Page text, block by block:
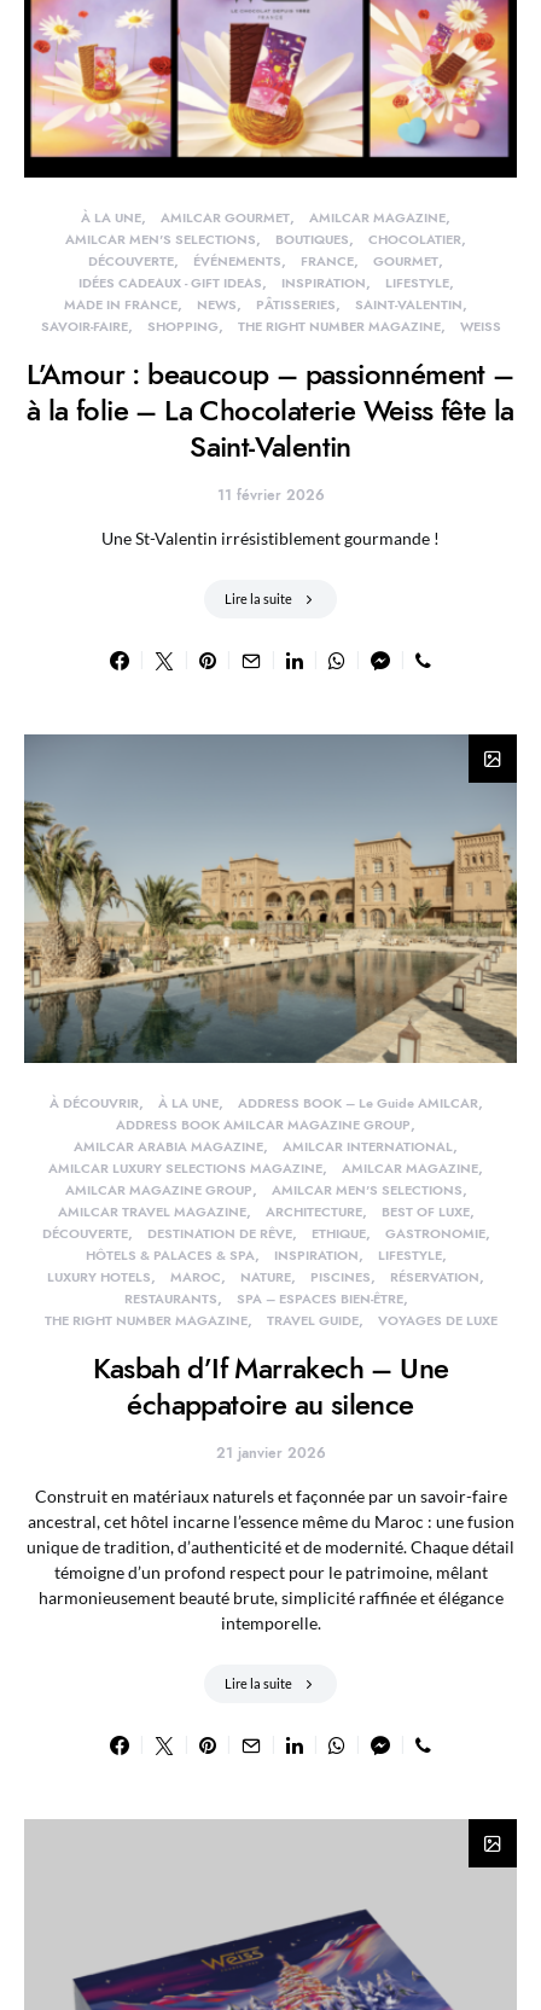
À LA UNE AMILCAR GOURMET
AMILCAR MAGAZINE
AMILCAR MEN'S SELECTIONS
BOUTIQUES
CHOCOLATIER
DÉCOUVERTE
ÉVÉNEMENTS FRANCE
GOURMET
IDÉES CADEAUX - GIFT IDEAS
INSPIRATION
LIFESTYLE
MADE IN FRANCE
NEWS PÂTISSERIES
SAINT-VALENTIN
SAVOIR-FAIRE
SHOPPING THE RIGHT NUMBER MAGAZINE WEISS
L’Amour : beaucoup – passionnément –
à la folie – La Chocolaterie Weiss fête la
Saint-Valentin
11 février 2026
Une St-Valentin irrésistiblement gourmande !
Lire la suite
À DÉCOUVRIR À LA UNE
ADDRESS BOOK – Le Guide AMILCAR
ADDRESS BOOK AMILCAR MAGAZINE GROUP
AMILCAR ARABIA MAGAZINE
AMILCAR INTERNATIONAL
AMILCAR LUXURY SELECTIONS MAGAZINE
AMILCAR MAGAZINE
AMILCAR MAGAZINE GROUP
AMILCAR MEN'S SELECTIONS
AMILCAR TRAVEL MAGAZINE
ARCHITECTURE
BEST OF LUXE
DÉCOUVERTE
DESTINATION DE RÊVE ETHIQUE
GASTRONOMIE
HÔTELS & PALACES & SPA
INSPIRATION
LIFESTYLE
LUXURY HOTELS
MAROC NATURE PISCINES
RÉSERVATION
RESTAURANTS
SPA – ESPACES BIEN-ÊTRE
THE RIGHT NUMBER MAGAZINE
TRAVEL GUIDE VOYAGES DE LUXE
Kasbah d’If Marrakech – Une
échappatoire au silence
21 janvier 2026
Construit en matériaux naturels et façonnée par un savoir-faire
ancestral, cet hôtel incarne l’essence même du Maroc : une fusion
unique de tradition, d’authenticité et de modernité. Chaque détail
témoigne d’un profond respect pour le patrimoine, mêlant
harmonieusement beauté brute, simplicité raffinée et élégance
intemporelle.
Lire la suite